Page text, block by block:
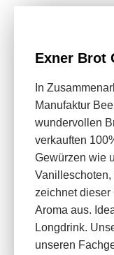
Exner Brot
In
Manufaktur
wundervollen
verkauften
Gewürzen wie
Vanilleschoten,
zeichnet dieser
Aroma aus.
Longdrink.
unseren